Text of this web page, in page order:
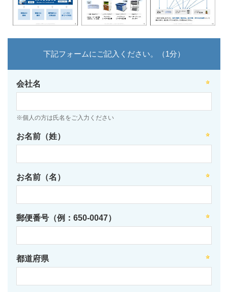
下記フォームにご記入ください。（1分）
会社名
※個人の方は氏名をご入力ください
お名前（姓）
お名前（名）
郵便番号（例：650-0047）
都道府県